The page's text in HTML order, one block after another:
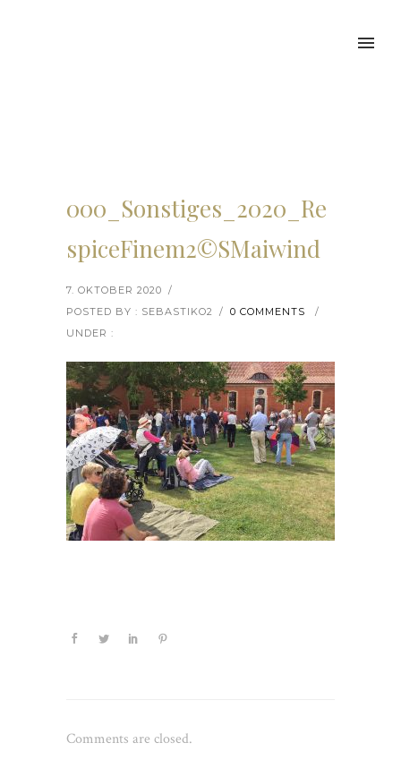
000_Sonstiges_2020_Re
spiceFinem2©SMaiwind
7. OKTOBER 2020 /
POSTED BY : SEBASTIKO2 / 0 COMMENTS
/
UNDER :
Comments are closed.